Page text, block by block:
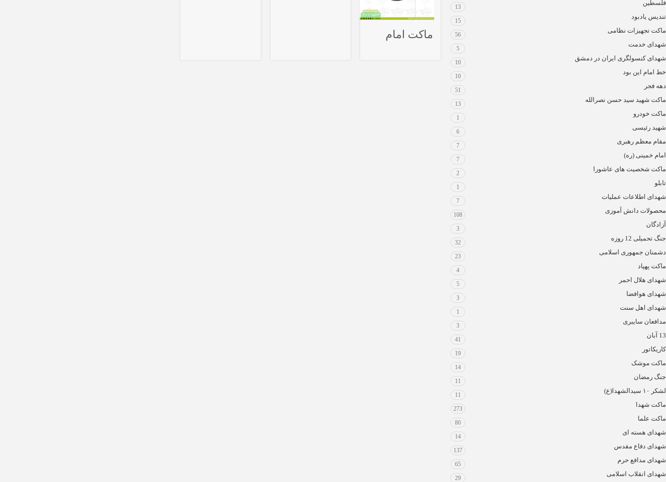
فلسطین
13
تندیس یادبود
15
ماکت تجهیزات نظامی
56
شهدای خدمت
5
شهدای کنسولگری ایران در دمشق
10
خط امام این بود
10
دهه فجر
51
ماکت شهید سید حسن نصرالله
13
ماکت خودرو
1
شهید رئیسی
6
مقام معظم رهبری
7
امام خمینی (ره)
7
ماکت شخصیت های عاشورا
2
تابلو
1
شهدای اطلاعات عملیات
7
محصولات دانش آموزی
108
آزادگان
3
جنگ تحمیلی 12 روزه
32
دشمنان جمهوری اسلامی
23
ماکت پهپاد
4
شهدای هلال احمر
5
شهدای هوافضا
3
شهدای اهل سنت
1
مدافعان سایبری
3
13 آبان
41
کاریکاتور
19
ماکت موشک
14
جنگ رمضان
11
لشکر ۱۰ سیدالشهدا(ع)
11
ماکت شهدا
273
ماکت علما
80
شهدای هسته ای
14
شهدای دفاع مقدس
137
شهدای مدافع حرم
65
شهدای انقلاب اسلامی
29
ماکت امام